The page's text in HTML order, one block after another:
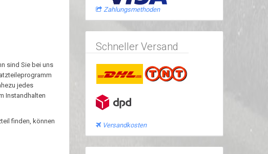
sind Sie bei uns
jedes
Instandhalten
finden, können
Zahlungsmethoden
Schneller Versand
Versandkosten